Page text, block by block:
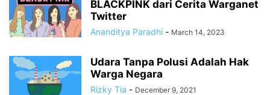
BLACKPINK dari Cerita Warganet
Twitter
Ananditya Paradhi - March 14, 2023
Udara Tanpa Polusi Adalah Hak
Warga Negara
Rizky Tia - December 9, 2021